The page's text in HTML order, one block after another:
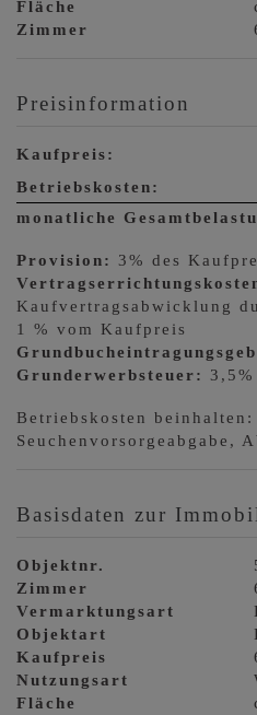
Fläche
Zimmer
Preisinformation
Kaufpreis:
Betriebskosten:
monatliche
Provision: 3% des
Kaufvertragsabwicklung
1 % vom Kaufpreis
Grunderwerbsteuer: 3,5%
Betriebskosten beinhalten:
Seuchenvorsorgeabgabe,
Basisdaten zur
Objektnr.
Zimmer
Vermarktungsart
Objektart
Kaufpreis
Nutzungsart
Fläche